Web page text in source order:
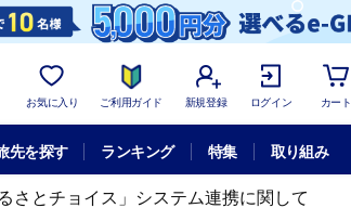
お気に入り ご利用ガイド 新規登録 ログイン カート
先を探す ランキング 特集 取り組み
るさとチョイス」システム連携に関して